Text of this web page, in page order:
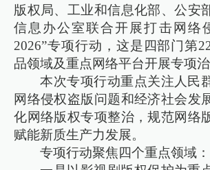
版权局、工业和信息化部、公安
信息办公室联合开展打击网络
2026”专项行动，这是四部门第
品领域及重点网络平台开展专项
本次专项行动重点关注人民
网络侵权盗版问题和经济社会发
化网络版权专项整治，规范网络
赋能新质生产力发展。
专项行动聚焦四个重点领域：